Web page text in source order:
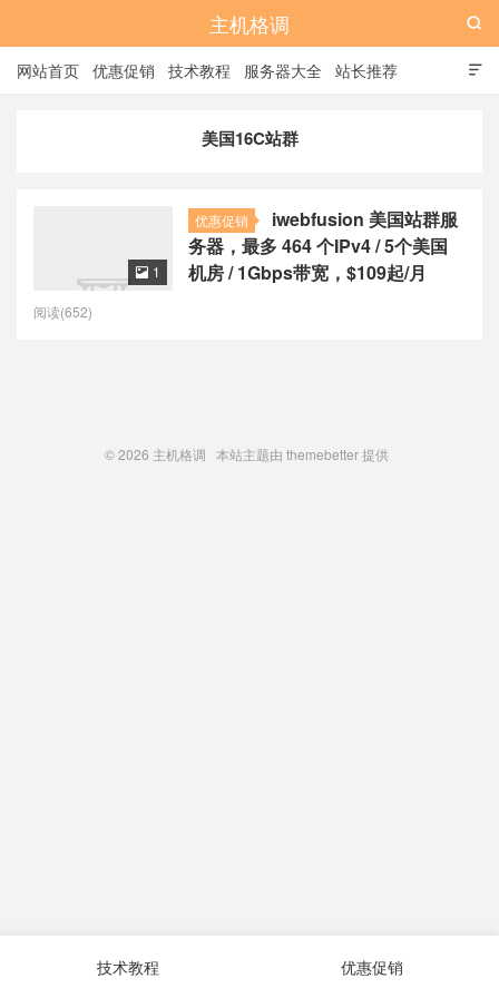
主机格调

网站首页 优惠促销 技术教程 服务器大全 站长推荐

美国16C站群
优惠促销
iwebfusion 美国站群服
务器，最多 464 个IPv4 / 5个美国
机房 / 1Gbps带宽，$109起/月
 1
阅读(652)
© 2026 主机格调 本站主题由 themebetter提供
技术教程 优惠促销